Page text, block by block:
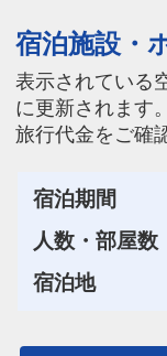
宿泊施設・
表示されている
に更新されます
旅行代金をご確
宿泊期間
人数・部屋数
宿泊地